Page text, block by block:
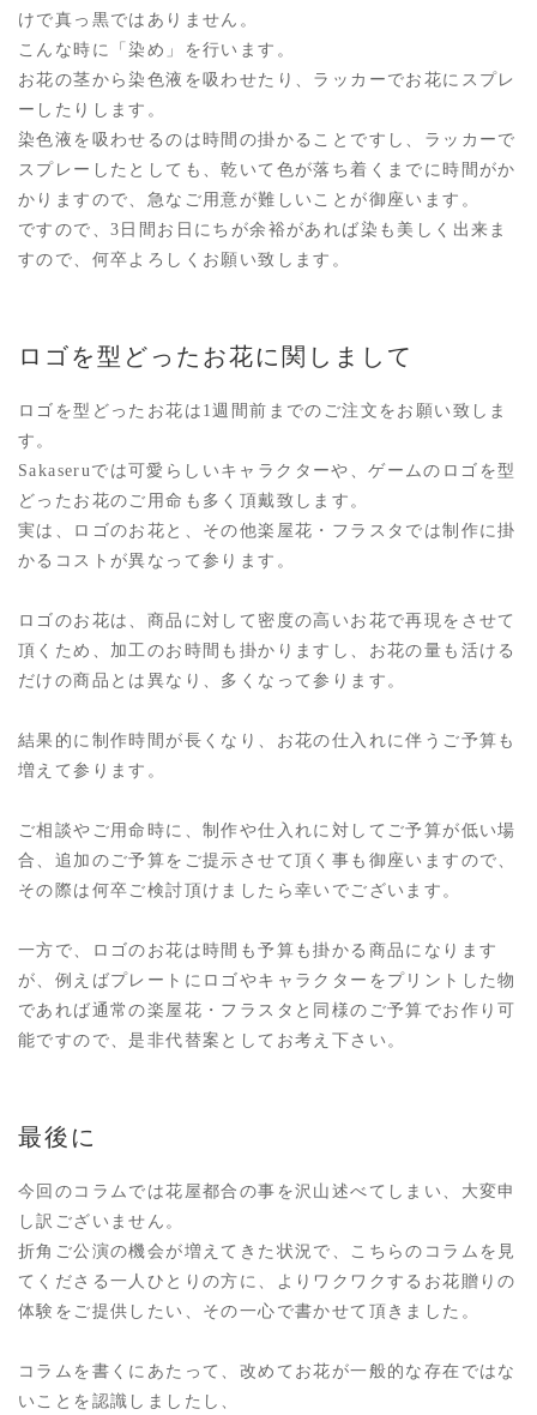
けで真っ黒ではありません。
こんな時に「染め」を行います。
お花の茎から染色液を吸わせたり、ラッカーでお花にスプレ
ーしたりします。
染色液を吸わせるのは時間の掛かることですし、ラッカーで
スプレーしたとしても、乾いて色が落ち着くまでに時間がか
かりますので、急なご用意が難しいことが御座います。
ですので、3日間お日にちが余裕があれば染も美しく出来ま
すので、何卒よろしくお願い致します。
ロゴを型どったお花に関しまして
ロゴを型どったお花は1週間前までのご注文をお願い致しま
す。
Sakaseruでは可愛らしいキャラクターや、ゲームのロゴを型
どったお花のご用命も多く頂戴致します。
実は、ロゴのお花と、その他楽屋花・フラスタでは制作に掛
かるコストが異なって参ります。
ロゴのお花は、商品に対して密度の高いお花で再現をさせて
頂くため、加工のお時間も掛かりますし、お花の量も活ける
だけの商品とは異なり、多くなって参ります。
結果的に制作時間が長くなり、お花の仕入れに伴うご予算も
増えて参ります。
ご相談やご用命時に、制作や仕入れに対してご予算が低い場
合、追加のご予算をご提示させて頂く事も御座いますので、
その際は何卒ご検討頂けましたら幸いでございます。
一方で、ロゴのお花は時間も予算も掛かる商品になります
が、例えばプレートにロゴやキャラクターをプリントした物
であれば通常の楽屋花・フラスタと同様のご予算でお作り可
能ですので、是非代替案としてお考え下さい。
最後に
今回のコラムでは花屋都合の事を沢山述べてしまい、大変申
し訳ございません。
折角ご公演の機会が増えてきた状況で、こちらのコラムを見
てくださる一人ひとりの方に、よりワクワクするお花贈りの
体験をご提供したい、その一心で書かせて頂きました。
コラムを書くにあたって、改めてお花が一般的な存在ではな
いことを認識しましたし、